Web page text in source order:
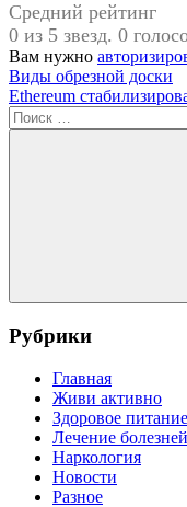
Средний рейтинг
0 из 5 звезд. 0
Вам нужно
Навигация
по
записям
Предыдущая
запись:
Виды обрезной доски
Следующая
запись:
Ethereum
Поиск
для:
Рубрики
Главная
Живи активно
Здоровое питание
Лечение болезней
Наркология
Новости
Разное